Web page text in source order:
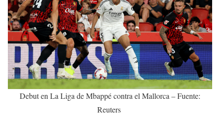
Debut en La Liga de Mbappé contra el Mallorca – Fuente:
Reuters